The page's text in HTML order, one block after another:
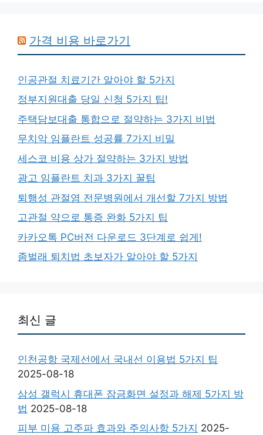
가격 비용 바로가기
인공관절 치료기간 알아야 할 5가지
정부지원대출 당일 신청 5가지 팁!
주택담보대출 통합으로 절약하는 3가지 비법
무치악 임플란트 성공률 7가지 비밀
세스코 비용 상가 절약하는 3가지 방법
광고 임플란트 치과 3가지 꿀팁
퇴행성 관절염 전문병원에서 개선할 7가지 방법
고관절 약으로 통증 완화 5가지 팁
카카오톡 PC버전 다운로드 3단계로 쉽게!
좀벌래 퇴치법 초보자가 알아야 할 5가지
최신 글
인천공항 국제선에서 국내선 이용법 5가지 팁
2025-08-18
삼성 갤럭시 휴대폰 잠금화면 설정과 해제 5가지 방
법 2025-08-18
피부 미용 고주파 효과와 주의사항 5가지 2025-